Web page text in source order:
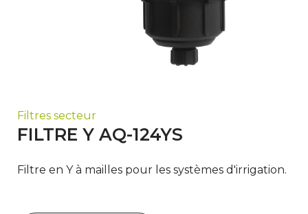
Filtres secteur
FILTRE Y AQ-124YS
Filtre en Y à mailles pour les systèmes d'irrigation.